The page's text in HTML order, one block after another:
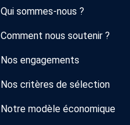
Qui sommes-nous ?
Comment nous soutenir ?
Nos engagements
Nos critères de sélection
Notre modèle économique